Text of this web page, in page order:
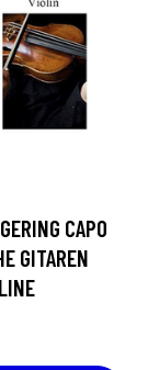
CAPO
GITAREN